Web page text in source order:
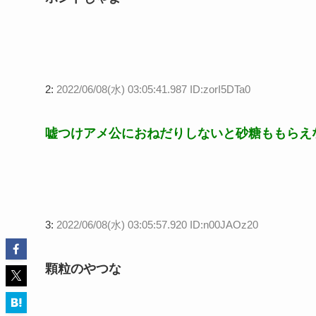
2: 2022/06/08(水) 03:05:41.987 ID:zorI5DTa0
嘘つけアメ公におねだりしないと砂糖ももらえ
3: 2022/06/08(水) 03:05:57.920 ID:n00JAOz20
顆粒のやつな